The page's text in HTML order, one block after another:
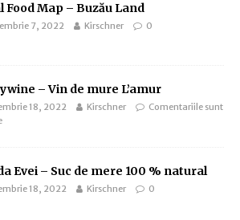
Food Map – Buzău Land
7, 2022 Kirschner 0
– Vin de mure L’amur
18, 2022 Kirschner
Comentariile sunt
Evei – Suc de mere 100 % natural
18, 2022 Kirschner 0